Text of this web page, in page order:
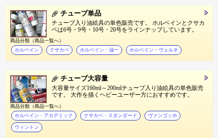
チューブ単品
チューブ入り油絵具の単色販売です。 ホルベインとクサカ
ベは6号・9号・10号・20号をラインナップしています。
商品分類（商品一覧へ）
ホルベイン
クサカベ ホルベイン・油一 ホルベイン・ヴェルネ
チューブ大容量
大容量サイズ160ml～200mlチューブ入り油絵具の単色販売
です。 大作を描くヘビーユーザー方におすすめです。
商品分類（商品一覧へ）
ホルベイン・アカデミック
クサカベ・スタンダード ヴァンゴッホ
ウィントン